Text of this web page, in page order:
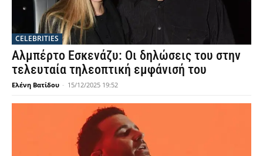
CELEBRITIES
Αλμπέρτο Εσκενάζυ: Οι δηλώσεις του στην
τελευταία τηλεοπτική εμφάνισή του
Ελένη Βατίδου - 15/12/2025 19:52